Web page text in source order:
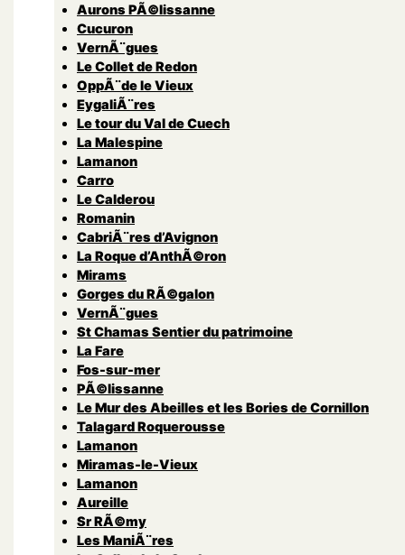
Aurons PÃ©lissanne
Cucuron
VernÃ¨gues
Le Collet de Redon
OppÃ¨de le Vieux
EygaliÃ¨res
Le tour du Val de Cuech
La Malespine
Lamanon
Carro
Le Calderou
Romanin
CabriÃ¨res d’Avignon
La Roque d’AnthÃ©ron
Mirams
Gorges du RÃ©galon
VernÃ¨gues
St Chamas Sentier du patrimoine
La Fare
Fos-sur-mer
PÃ©lissanne
Le Mur des Abeilles et les Bories de Cornillon
Talagard Roquerousse
Lamanon
Miramas-le-Vieux
Lamanon
Aureille
Sr RÃ©my
Les ManiÃ¨res